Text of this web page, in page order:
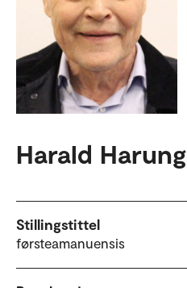
Harald Harung
Stillingstittel
førsteamanuensis